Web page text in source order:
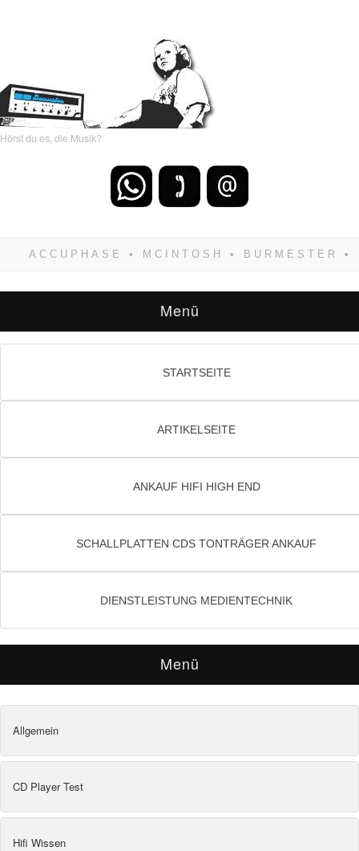
Hörst du es, die Musik?
zwangsläufig siegen! Und noch was: Hifi
Menü
STARTSEITE
ARTIKELSEITE
ANKAUF HIFI HIGH END
SCHALLPLATTEN CDS TONTRÄGER ANKAUF
DIENSTLEISTUNG MEDIENTECHNIK
Menü
Allgemein
CD Player Test
Hifi Wissen